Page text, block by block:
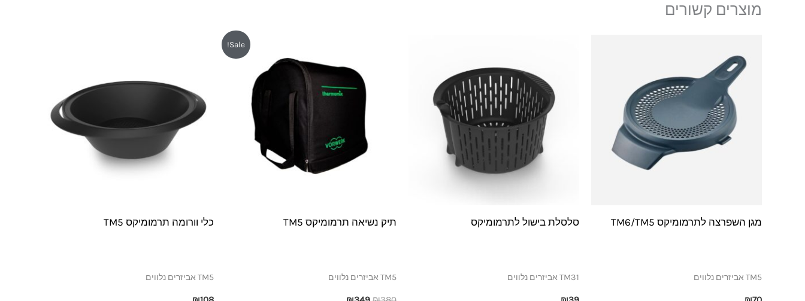
מוצרים קשורים
מגן השפרצה לתרמומיקס TM6/TM5
TM5 אביזרים נלווים
סלסלת בישול לתרמומיקס
TM31 אביזרים נלווים
Sale!
תיק נשיאה תרמומיקס TM5
TM5 אביזרים נלווים
₪380.
₪349.
כלי וורומה תרמומיקס TM5
TM5 אביזרים נלווים